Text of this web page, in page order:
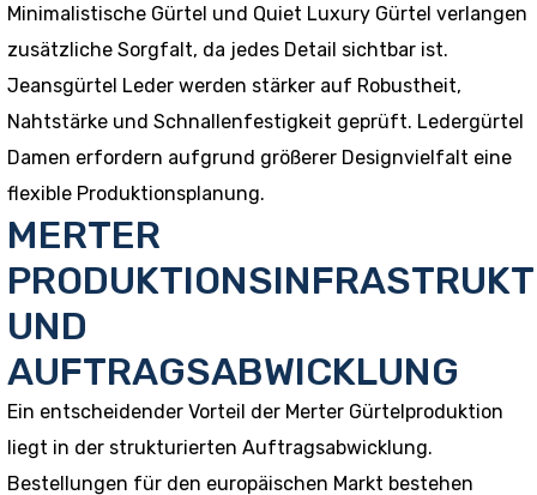
Minimalistische Gürtel und Quiet Luxury Gürtel verlangen
zusätzliche Sorgfalt, da jedes Detail sichtbar ist.
Jeansgürtel Leder werden stärker auf Robustheit,
Nahtstärke und Schnallenfestigkeit geprüft. Ledergürtel
Damen erfordern aufgrund größerer Designvielfalt eine
flexible Produktionsplanung.
MERTER
UND
AUFTRAGSABWICKLUNG
Ein entscheidender Vorteil der Merter Gürtelproduktion
liegt in der strukturierten Auftragsabwicklung.
Bestellungen für den europäischen Markt bestehen